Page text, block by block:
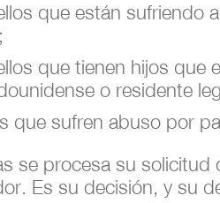
que están sufriendo
que tienen hijos que
o residente
que sufren abuso por
se procesa su solicitud
Es su decisión, y su